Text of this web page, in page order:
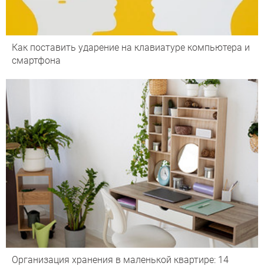
Как поставить ударение на клавиатуре компьютера и
смартфона
Организация хранения в маленькой квартире: 14